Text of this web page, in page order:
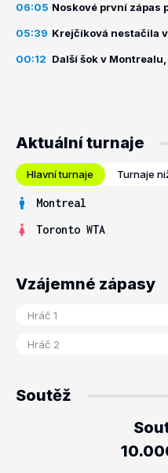
06:05 Noskové první zápas
05:39 Krejčíková nestačila
00:12 Další šok v
Aktuální turnaje
Hlavní turnaje Turnaje
Montreal
Toronto WTA
Vzájemné zápasy
Soutěž